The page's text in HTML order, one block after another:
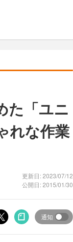
た「ユニ
れな作業
更新日: 2023/07/12
公開日: 2015/01/30
通知